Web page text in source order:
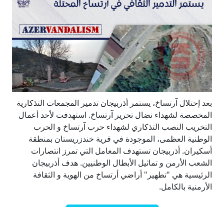
بعد إحتلال آرتساخ، يستمر أذربيجان تدمير المجمعات التذكارية
المخصصة لشهداء نضال تحرير آرتساخ. استهدفت لأحد أعمال
التخريب النصب التذكاري لشهداء حرب آرتساخ و الحرب
الوطنية العظمى، الموجودة في قرية خندزريستان بمنطقة
أسكيران. أذربيجان تستهدف المعامل التي تمرز انتصارات
الشعب الأرمن و تماثيل الأبطال الوطنيين. هدف أذربيجان
الرئيسية هي "تطهير" أراضي أرتساخ من الهوية و الثقافة
الأرمنية بالكامل.